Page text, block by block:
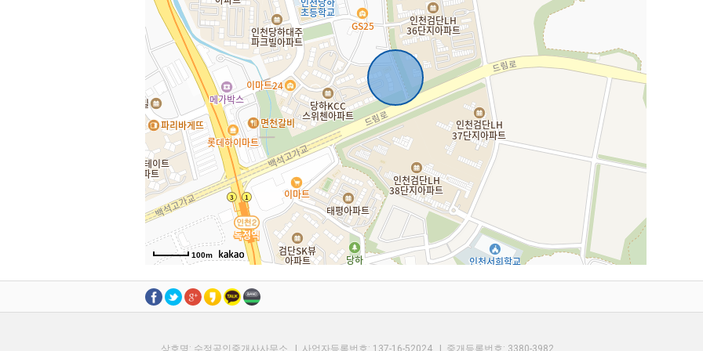
100m
마로134번길
북
남
, KnWorks
상호명: 수정공인중개사사무소 | 사업자등록번호: 137-16-52024 | 중개등록번호: 3380-3982